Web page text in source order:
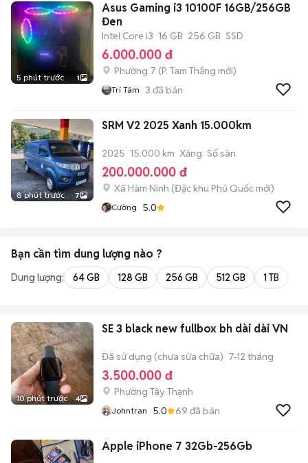
5 phút trước 1
Asus Gaming i3 10100F 16GB/256GB
Đen
Intel Core i3 16 GB 256 GB SSD
6.000.000 đ
Phường 7 (P. Tam Thắng mới)
Trí Tâm 3 đã bán
8 phút trước 7
SRM V2 2025 Xanh 15.000km
2025 15.000 km Xăng Số sàn
200.000.000 đ
Xã Hàm Ninh (Đặc khu Phú Quốc mới)
Cường 5.0
Bạn cần tìm dung lượng nào ?
Dung lượng: 64 GB 128 GB 256 GB 512 GB 1 TB
10 phút trước 4
SE 3 black new fullbox bh dài dài VN
Đã sử dụng (chưa sửa chữa) 7-12 tháng
3.500.000 đ
Phường Tây Thạnh
Johntran 5.0 69 đã bán
Apple iPhone 7 32Gb-256Gb